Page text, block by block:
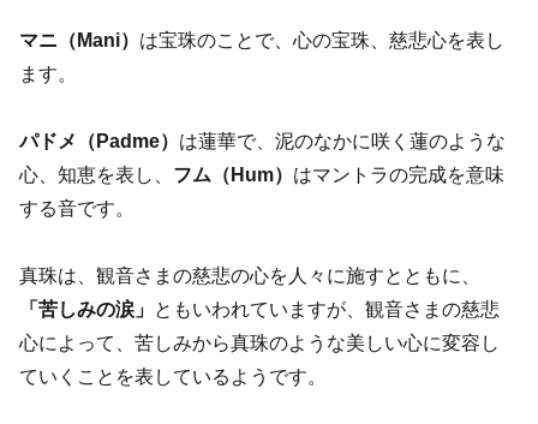
マニ（Mani） は宝珠のことで、心の宝珠、慈悲心を表し
ます。
パドメ（Padme） は蓮華で、泥のなかに咲く蓮のような
心、知恵を表し、 フム（Hum） はマントラの完成を意味
する音です。
真珠は、観音さまの慈悲の心を人々に施すとともに、
「苦しみの涙」 ともいわれていますが、観音さまの慈悲
心によって、苦しみから真珠のような美しい心に変容し
ていくことを表しているようです。